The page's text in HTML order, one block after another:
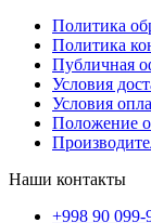
Политика
Политика
Публичная
Условия
Условия
Положение
Наши контакты
+998 90 099-